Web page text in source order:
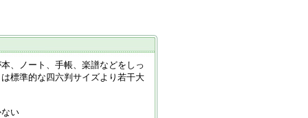
、ノート、手帳、楽譜などをしっ
標準的な四六判サイズより若干大
い